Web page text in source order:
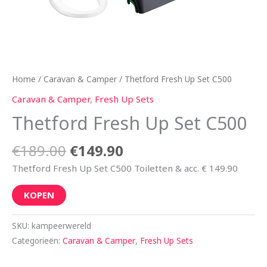
Home / Caravan & Camper / Thetford Fresh Up Set C500
Caravan & Camper, Fresh Up Sets
Thetford Fresh Up Set C500
€189.00 €149.90
Thetford Fresh Up Set C500 Toiletten & acc. € 149.90
KOPEN
SKU: kampeerwereld
Categorieën: Caravan & Camper, Fresh Up Sets